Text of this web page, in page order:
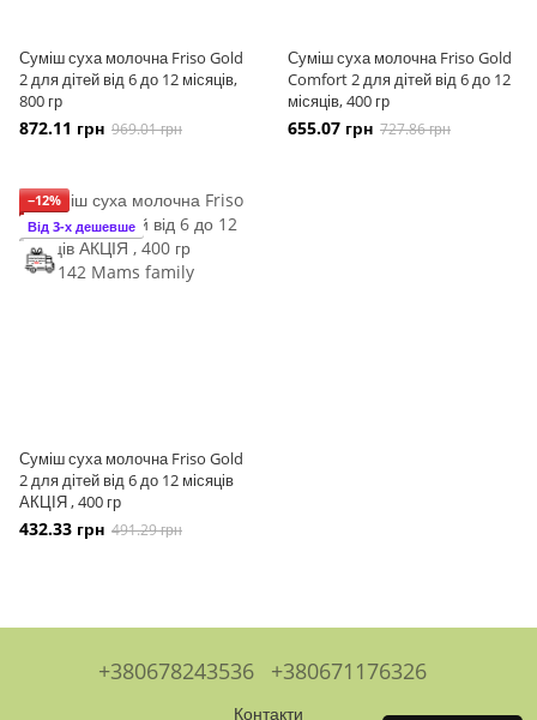
Суміш суха молочна Friso Gold
2 для дітей від 6 до 12 місяців,
800 гр
872.11 грн 969.01 грн
Суміш суха молочна Friso Gold
Comfort 2 для дітей від 6 до 12
місяців, 400 гр
655.07 грн 727.86 грн
−12%
Від 3-х дешевше
Суміш суха молочна Friso Gold
2 для дітей від 6 до 12 місяців
АКЦІЯ , 400 гр
432.33 грн 491.29 грн
+380678243536 +380671176326
Контакти